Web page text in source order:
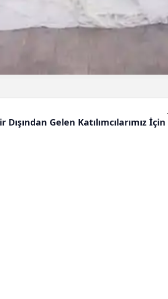
Dışından Gelen Katılımcılarımız